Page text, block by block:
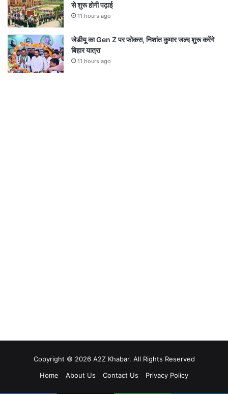
से शुरू होगी पढ़ाई
11 hours ago
जेडीयू का Gen Z पर फोकस, निशांत कुमार जल्द शुरू करेंगे
बिहार यात्रा
11 hours ago
Copyright © 2026 A2Z Khabar. All Rights Reserved
Home
About Us Contact Us Privacy Policy